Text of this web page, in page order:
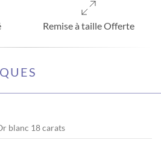
Remise à taille Offerte
blanc 18 carats